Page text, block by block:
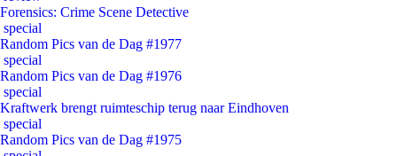
Forensics: Crime Scene Detective
special
Random Pics van de Dag #1977
special
Random Pics van de Dag #1976
special
Kraftwerk brengt ruimteschip terug naar Eindhoven
special
Random Pics van de Dag #1975